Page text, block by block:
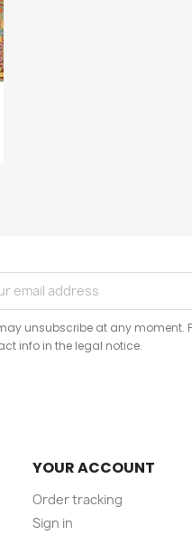
unsubscribe at any moment.
info in the legal notice.
YOUR ACCOUNT
Order tracking
Sign in